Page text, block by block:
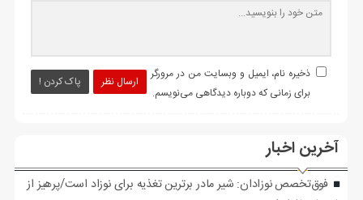
ارسال نظر پاک کردن !
ذخیره نام، ایمیل و وبسایت من در مرورگر
برای زمانی که دوباره دیدگاهی می‌نویسم.
آخرین اخبار
فوق‌تخصص نوزادان: شیر مادر برترین تغذیه برای نوزاد است/پرهیز از